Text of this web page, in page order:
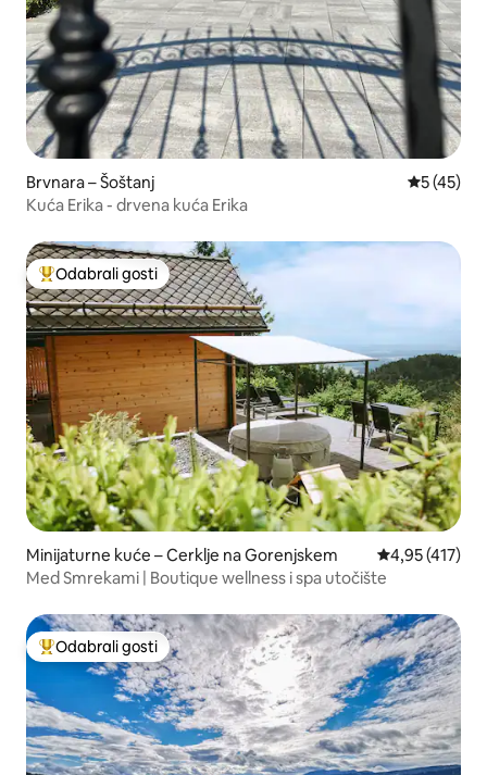
Brvnara – Šoštanj Prosječna
5 (45)
Kuća Erika - drvena kuća Erika
Među najviše rangiranima s oznakom „Odabrali gosti”
Odabrali gosti
Minijaturne kuće – Cerklje na Gorenjskem Prosječna
4,95 (417)
Med Smrekami | Boutique wellness i spa utočište
Među najviše rangiranima s oznakom „Odabrali gosti”
Odabrali gosti